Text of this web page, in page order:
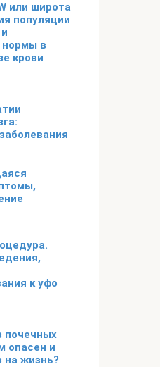
или широта
популяции
нормы в
крови
к уфо
почечных
опасен и
на жизнь?